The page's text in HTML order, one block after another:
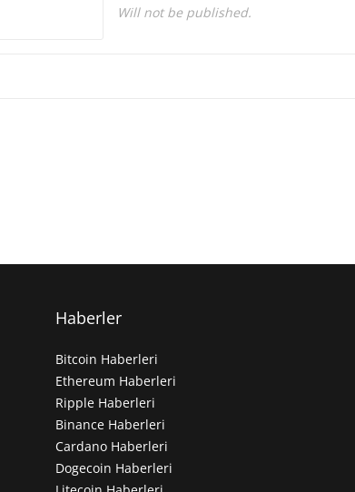
Will not be published.
Haberler
Bitcoin Haberleri
Ethereum Haberleri
Ripple Haberleri
Binance Haberleri
Cardano Haberleri
Dogecoin Haberleri